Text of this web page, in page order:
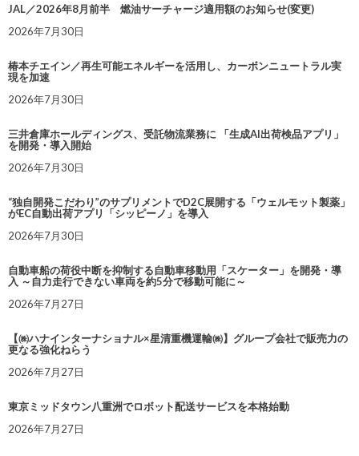
JAL／2026年8月前半 燃油サーチャージ適用額のお知らせ(変更)
2026年7月30日
椿本チエイン／再生可能エネルギーを活用し、カーボンニュートラル実
現を加速
2026年7月30日
三井倉庫ホールディングス、受託物流業務に 「生成AI出荷検品アプリ」
を開発・導入開始
2026年7月30日
“独自開発こだわり”のサプリメントでD2C展開する「ウェルモット製薬」
がEC自動出荷アプリ「シッピーノ」を導入
2026年7月30日
自動車船の荷役中断を抑制する自動車移動用「スケーター」を開発・導
入 ～自力走行できない車両を約5分で移動可能に～
2026年7月27日
【㈱ハナインターナショナル×星清重機運輸㈱】グループ会社で販売力の
更なる強化ねらう
2026年7月27日
東京ミッドタウン八重洲でロボット配送サービスを本格始動
2026年7月27日